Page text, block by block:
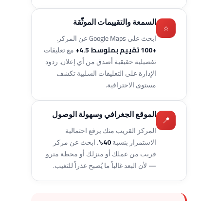
⭐ السمعة والتقييمات الموثّقة
ابحث على Google Maps عن المركز.
+100 تقييم بمتوسط 4.5+
مع تعليقات
تفصيلية حقيقية أصدق من أي إعلان. ردود
الإدارة على التعليقات السلبية تكشف
مستوى الاحترافية.
📍 الموقع الجغرافي وسهولة الوصول
المركز القريب منك يرفع احتمالية
الاستمرار بنسبة40% . ابحث عن مركز
قريب من عملك أو منزلك أو محطة مترو
— لأن البعد غالباً ما يُصبح عذراً للتغيب.